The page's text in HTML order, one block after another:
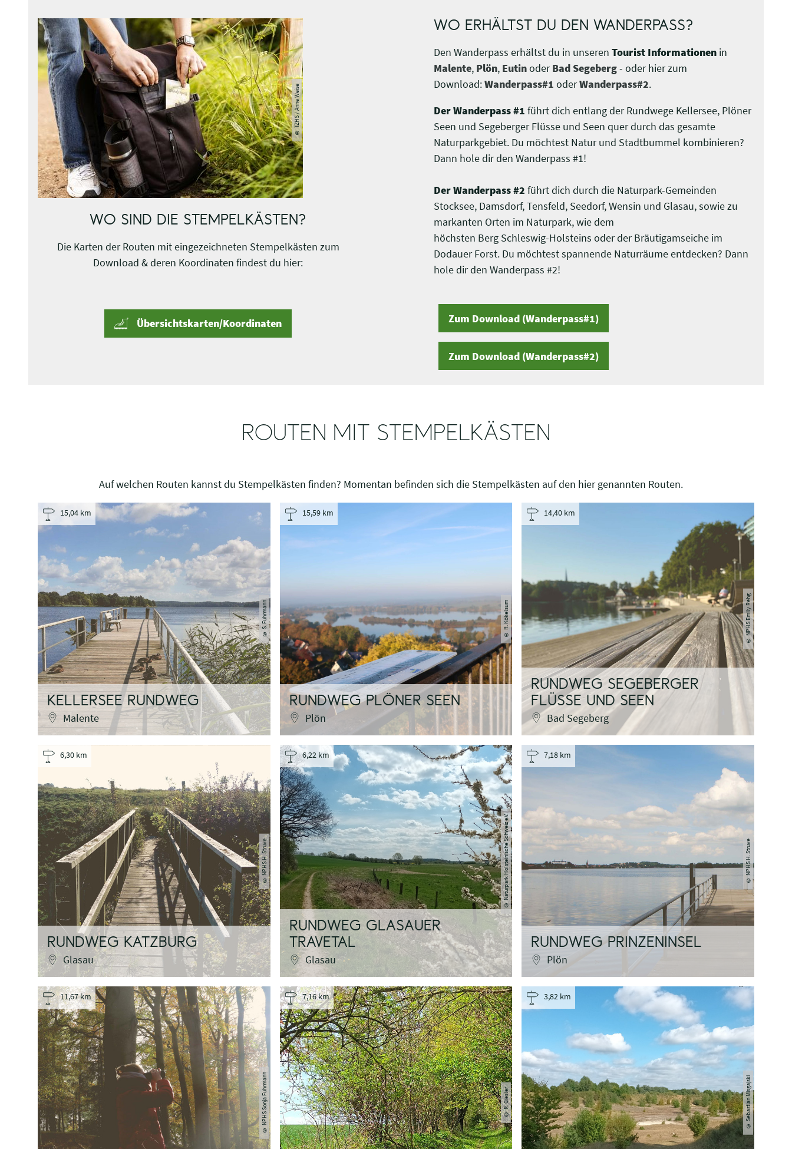
© TZHS / Anne Weise
WO SIND DIE STEMPELKÄSTEN?
Die Karten der Routen mit eingezeichneten Stempelkästen zum
Download & deren Koordinaten findest du hier:
Übersichtskarten/Koordinaten
WO ERHÄLTST DU DEN WANDERPASS?
Den Wanderpass erhältst du in unseren Tourist Informationen in
Malente, Plön, EutinoderBad Segeberg- oder hier zum
Download:Wanderpass#1 oderWanderpass#2.
Der Wanderpass #1 führt dich entlang der Rundwege Kellersee, Plöner
Seen und Segeberger Flüsse und Seen quer durch das gesamte
Naturparkgebiet. Du möchtest Natur und Stadtbummel kombinieren?
Dann hole dir den Wanderpass #1!
Der Wanderpass #2 führt dich durch die Naturpark-Gemeinden
Stocksee, Damsdorf, Tensfeld, Seedorf, Wensin und Glasau, sowie zu
markanten Orten im Naturpark, wie dem
höchsten Berg Schleswig-Holsteins oder der Bräutigamseiche im
Dodauer Forst. Du möchtest spannende Naturräume entdecken? Dann
hole dir den Wanderpass #2!
Zum Download (Wanderpass#1)
Zum Download (Wanderpass#2)
ROUTEN MIT STEMPELKÄSTEN
Auf welchen Routen kannst du Stempelkästen finden? Momentan befinden sich die Stempelkästen auf den hier genannten Routen.
15,04 km
KELLERSEE RUNDWEG
Malente
©
S. Fuhrmann
15,59 km
RUNDWEG PLÖNER SEEN
Plön
©
R. Kökelsum
14,40 km
RUNDWEG SEGEBERGER
FLÜSSE UND SEEN
Bad Segeberg
©
NPHS Emily Rehg
6,30 km
RUNDWEG KATZBURG
Glasau
©
NPHS H. Struve
6,22 km
RUNDWEG GLASAUER
TRAVETAL
Glasau
©
Naturpark Holsteinische Schweiz e.V.
7,18 km
RUNDWEG PRINZENINSEL
Plön
©
NPHS H. Struve
11,67 km
©
NPHS Sonja Fuhrmann
7,16 km
©
R. Giesler
3,82 km
©
Sebastian Misgajski